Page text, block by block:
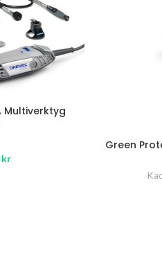
Multiverktyg
kr
Green